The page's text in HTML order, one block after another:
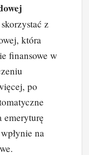
z
która
finansowe w
po
emeryturę
na